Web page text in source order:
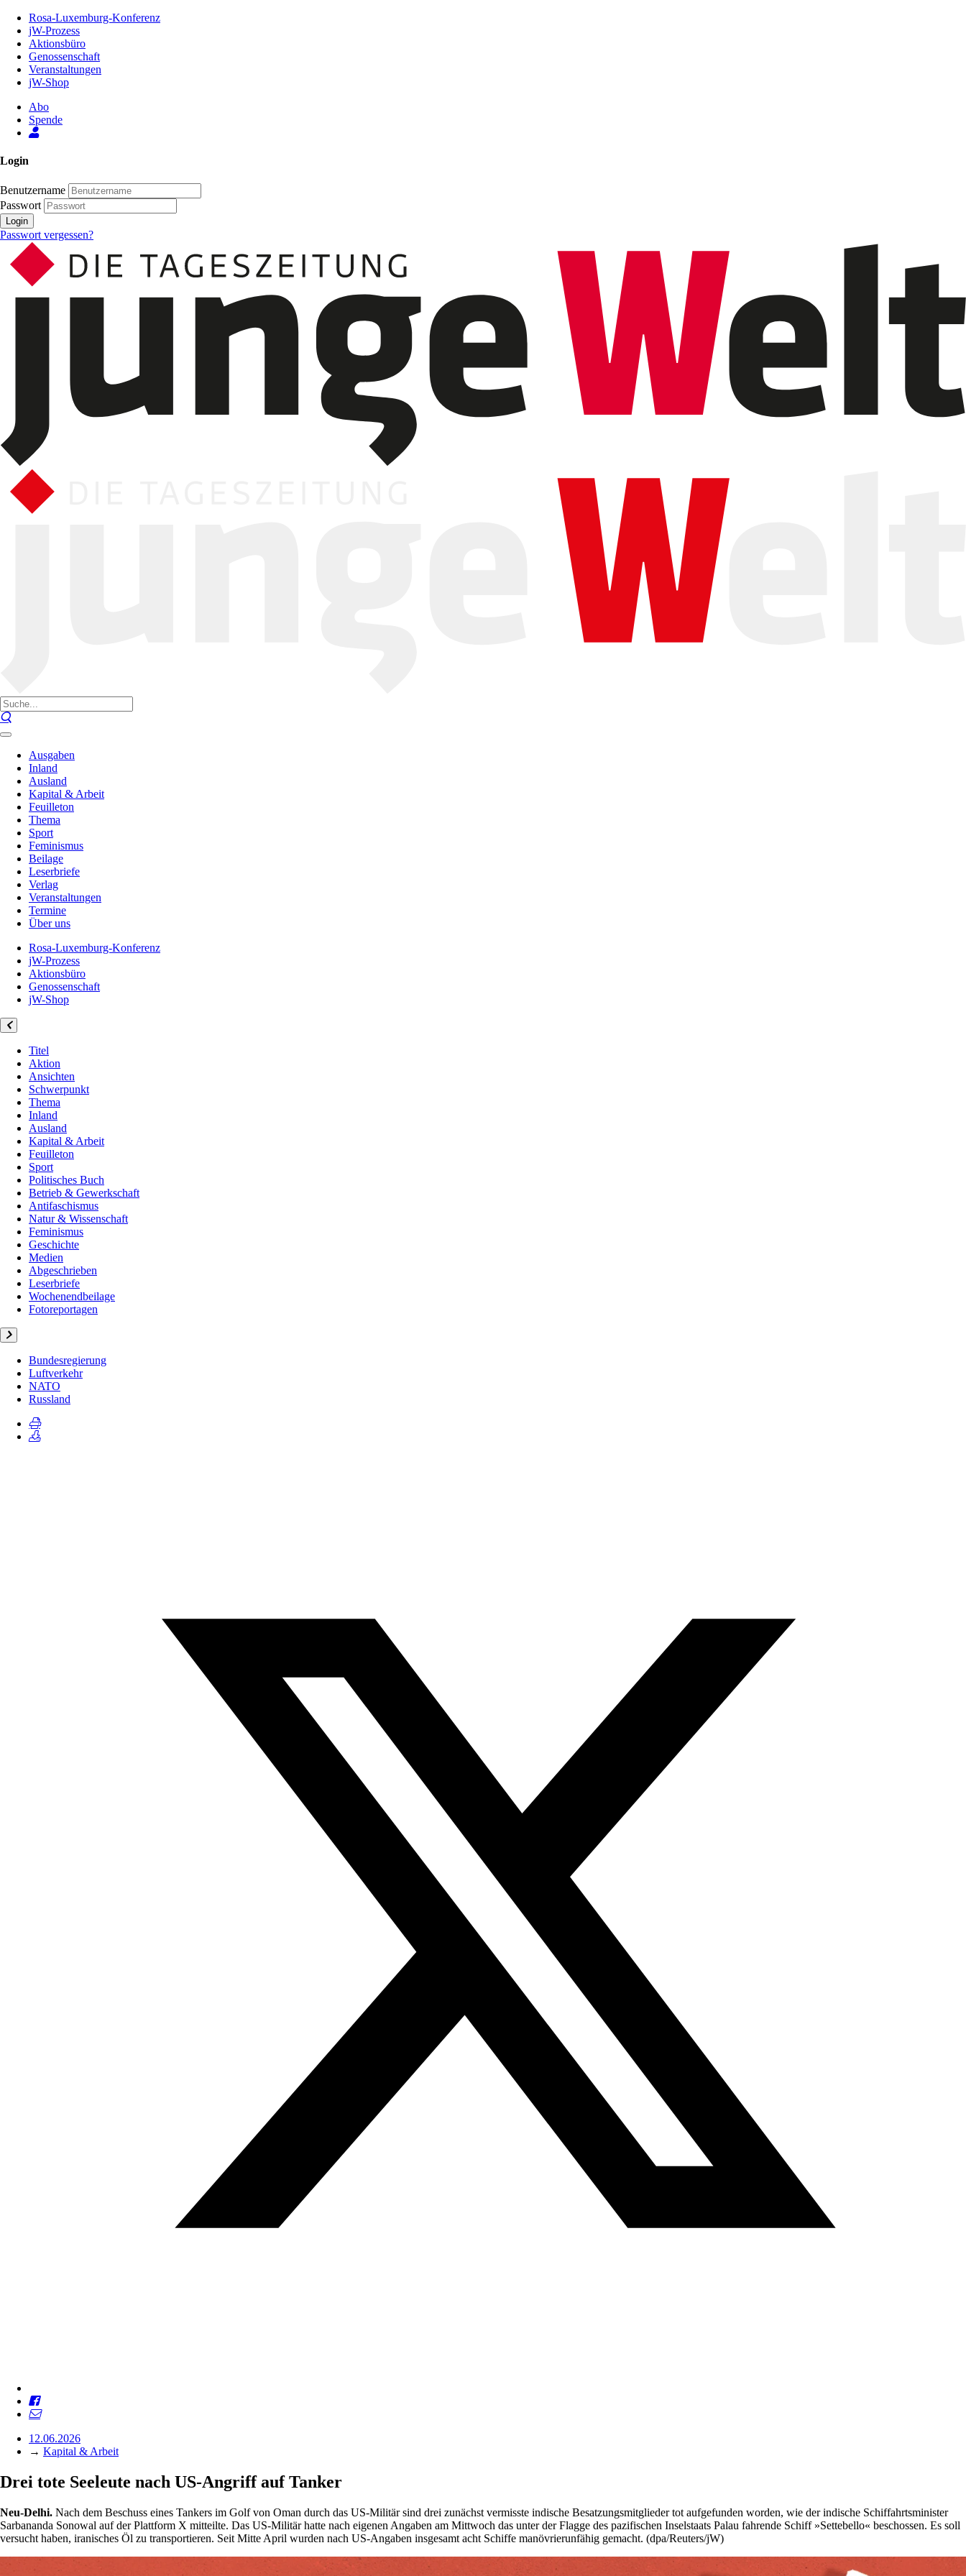
Inhalt
Seite
Rosa-Luxemburg-Konferenz
jW-Prozess
Aktionsbüro
Genossenschaft
Veranstaltungen
jW-Shop
Abo
Spende
Login
Benutzername
Passwort
Login
Passwort vergessen?
Ausgaben
Inland
Ausland
Kapital & Arbeit
Feuilleton
Thema
Sport
Feminismus
Beilage
Leserbriefe
Verlag
Veranstaltungen
Termine
Über uns
Rosa-Luxemburg-Konferenz
jW-Prozess
Aktionsbüro
Genossenschaft
jW-Shop
Titel
Aktion
Ansichten
Schwerpunkt
Thema
Inland
Ausland
Kapital & Arbeit
Feuilleton
Sport
Politisches Buch
Betrieb & Gewerkschaft
Antifaschismus
Natur & Wissenschaft
Feminismus
Geschichte
Medien
Abgeschrieben
Leserbriefe
Wochenendbeilage
Fotoreportagen
Bundesregierung
Luftverkehr
NATO
Russland
12.06.2026
→ Kapital & Arbeit
Drei tote Seeleute nach US-Angriff auf Tanker
Neu-Delhi. Nach dem Beschuss eines Tankers im Golf von Oman durch das US-Militär sind drei zunächst vermisste indische Besatzungsmitglieder tot aufgefunden worden, wie der indische Schiffahrtsminister
Sarbananda Sonowal auf der Plattform X mitteilte. Das US-Militär hatte nach eigenen Angaben am Mittwoch das unter der Flagge des pazifischen Inselstaats Palau fahrende Schiff »Settebello« beschossen. Es soll
versucht haben, iranisches Öl zu transportieren. Seit Mitte April wurden nach US-Angaben insgesamt acht Schiffe manövrierunfähig gemacht. (dpa/Reuters/jW)